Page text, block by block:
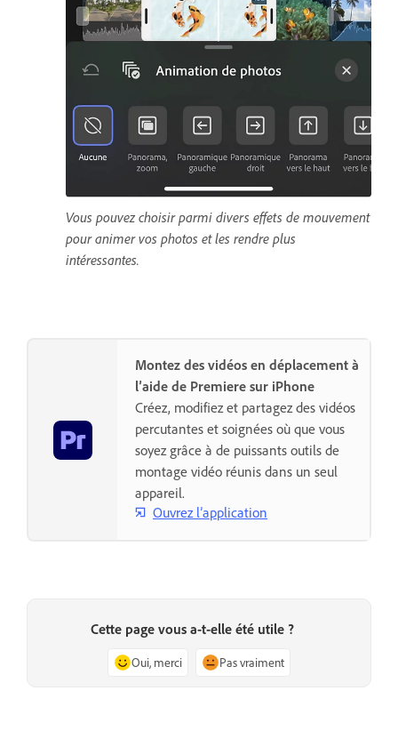
Vous pouvez choisir parmi divers effets de mouvement
pour animer vos photos et les rendre plus
intéressantes.
Montez des vidéos en déplacement à
l’aide de Premiere sur iPhone
Créez, modifiez et partagez des vidéos
percutantes et soignées où que vous
soyez grâce à de puissants outils de
montage vidéo réunis dans un seul
appareil.
Ouvrez l’application
Cette page vous a-t-elle été utile ?
Oui, merci Pas vraiment